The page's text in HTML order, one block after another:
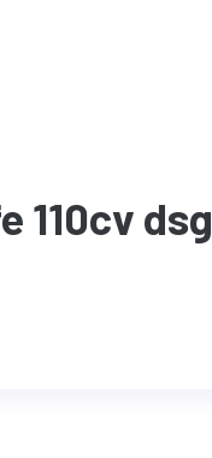
110cv dsg